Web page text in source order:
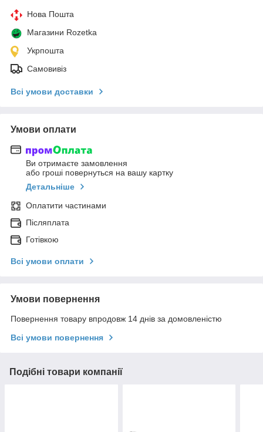
Нова Пошта
Магазини Rozetka
Укрпошта
Самовивіз
Всі умови доставки
Умови оплати
Ви отримаєте замовлення
або гроші повернуться на вашу картку
Детальніше
Оплатити частинами
Післяплата
Готівкою
Всі умови оплати
Умови повернення
Повернення товару впродовж 14 днів за домовленістю
Всі умови повернення
Подібні товари компанії